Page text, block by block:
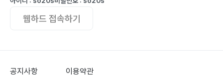
웹하드 접속하기
공지사항
이용약관